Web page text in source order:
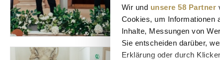
Wir und unsere 58 Partner
Cookies, um Informationen
Inhalte, Messungen von
Sie entscheiden darüber,
Erklärung oder durch